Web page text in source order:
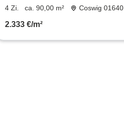
von privat zu verkaufen
4 Zi. ca. 90,00 m² Coswig 01640
2.333 €/m²